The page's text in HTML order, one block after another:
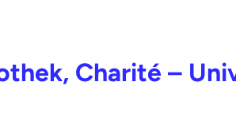
Charité –